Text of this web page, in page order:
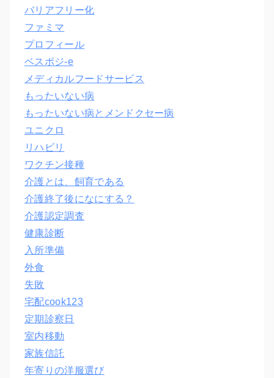
バリアフリー化
ファミマ
プロフィール
ベスポジ-e
メディカルフードサービス
もったいない病
もったいない病とメンドクセー病
ユニクロ
リハビリ
ワクチン接種
介護とは、飼育である
介護終了後になにする？
介護認定調査
健康診断
入所準備
外食
失敗
宅配cook123
定期診察日
室内移動
家族信託
年寄りの洋服選び